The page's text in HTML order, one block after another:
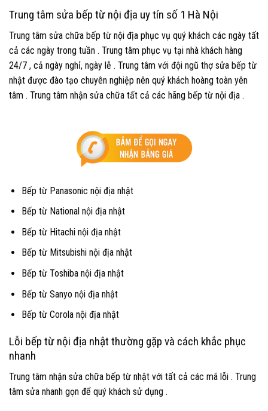
Trung tâm sửa bếp từ nội địa uy tín số 1 Hà Nội
Trung tâm sửa chữa bếp từ nội địa phục vụ quý khách các ngày tất
cả các ngày trong tuần . Trung tâm phục vụ tại nhà khách hàng
24/7 , cả ngày nghỉ, ngày lễ . Trung tâm với đội ngũ thợ sửa bếp từ
nhật được đào tạo chuyên nghiệp nên quý khách hoàng toàn yên
tâm . Trung tâm nhận sửa chữa tất cả các hãng bếp từ nội địa .
Bếp từ Panasonic nội địa nhật
Bếp từ National nội địa nhật
Bếp từ Hitachi nội địa nhật
Bếp từ Mitsubishi nội địa nhật
Bếp từ Toshiba nội địa nhật
Bếp từ Sanyo nội địa nhật
Bếp từ Corola nội địa nhật
Lỗi bếp từ nội địa nhật thường gặp và cách khắc phục
nhanh
Trung tâm nhận sửa chữa bếp từ nhật với tất cả các mã lỗi . Trung
tâm sửa nhanh gọn để quý khách sử dụng .